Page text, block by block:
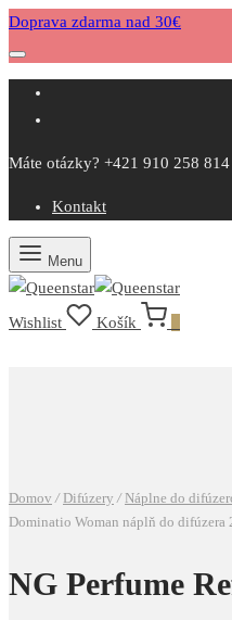
Doprava zdarma nad 30€
Máte otázky? +421 910 258 814
Kontakt
Menu
Wishlist Košík
Domov / Difúzery / Náplne do
Dominatio Woman náplň do difúzera
NG Perfume